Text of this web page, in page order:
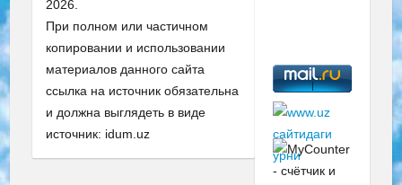
2026.
При полном или частичном
копировании и использовании
материалов данного сайта
ссылка на источник обязательна
и должна выглядеть в виде
источник: idum.uz